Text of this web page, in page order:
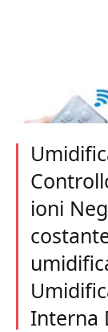
ioni
Interna